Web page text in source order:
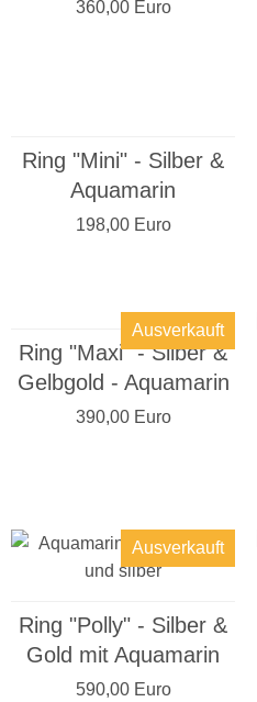
360,00 Euro
Ring "Mini" - Silber &
Aquamarin
198,00 Euro
Ring "Maxi" - Silber &
Gelbgold - Aquamarin
Ausverkauft
390,00 Euro
Ring "Polly" - Silber &
Gold mit Aquamarin
Ausverkauft
590,00 Euro